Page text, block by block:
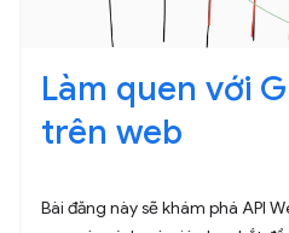
Làm quen với
trên web
Bài đăng này sẽ khám phá API